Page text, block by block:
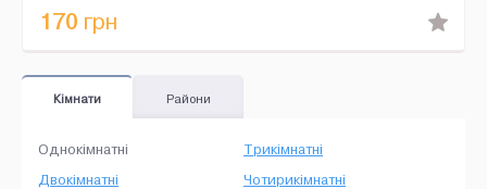
170 грн
Кімнати Райони
Однокімнатні
Двокімнатні
Трикімнатні
Чотирикімнатні